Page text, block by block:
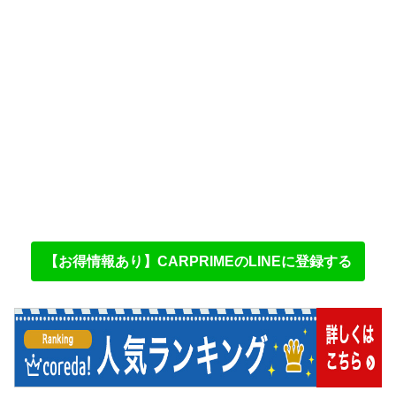
【お得情報あり】CARPRIMEのLINEに登録する